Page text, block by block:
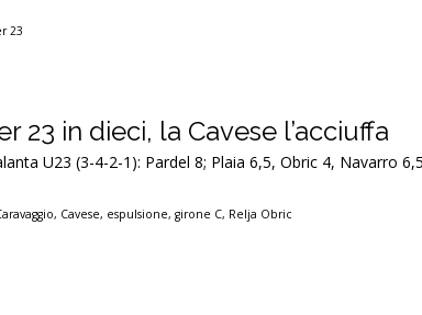
23
23 in dieci, la Cavese l’acciuffa
U23 (3-4-2-1): Pardel 8; Plaia 6,5, Obric 4, Navarro
, Cavese, espulsione,girone C, Relja Obric